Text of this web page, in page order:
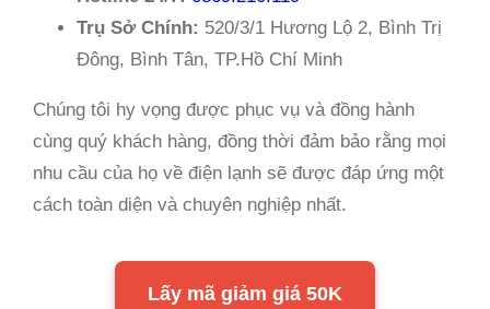
Trụ Sở Chính: 520/3/1 Hương Lộ 2, Bình Trị
Đông, Bình Tân, TP.Hồ Chí Minh
Chúng tôi hy vọng được phục vụ và đồng hành
cùng quý khách hàng, đồng thời đảm bảo rằng mọi
nhu cầu của họ về điện lạnh sẽ được đáp ứng một
cách toàn diện và chuyên nghiệp nhất.
Lấy mã giảm giá 50K